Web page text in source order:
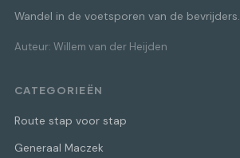
Wandel in de voetsporen van de bevrijders.
Auteur: Willem van der Heijden
CATEGORIEËN
Route stap voor stap
Generaal Maczek